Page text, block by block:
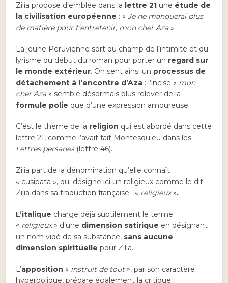
Zilia propose d’emblée dans la lettre 21 une étude de
la civilisation européenne : «Je ne manquerai plus
de matière pour t’entretenir, mon cher Aza».
La jeune Péruvienne sort du champ de l’intimité et du
lyrisme du début du roman pour porter un regard sur
le monde extérieur. On sent ainsi un processus de
détachement à l’encontre d’Aza : l’incise « mon
cher Aza» semble désormais plus relever de la
formule polie que d’une expression amoureuse.
C’est le thème de la religion qui est abordé dans cette
lettre 21, comme l’avait fait Montesquieu dans les
Lettres persanes(lettre 46).
Zilia part de la dénomination qu’elle connaît
« cusipata », qui désigne ici un religieux comme le dit
Zilia dans sa traduction française : « religieux».
L’italique charge déjà subtilement le terme
« religieux» d’une dimension satirique en désignant
un nom vidé de sa substance, sans aucune
dimension spirituelle pour Zilia.
L’apposition « instruit de tout», par son caractère
hyperbolique, prépare également la critique.